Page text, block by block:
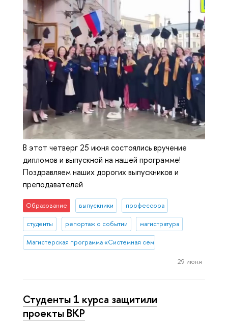
В этот четверг 25 июня состоялись вручение
дипломов и выпускной на нашей программе!
Поздравляем наших дорогих выпускников и
преподавателей
Образование выпускники профессора
студенты репортаж о событии магистратура
Магистерская программа «Системная семейная психотерапия»
29 июня
Студенты 1 курса защитили
проекты ВКР